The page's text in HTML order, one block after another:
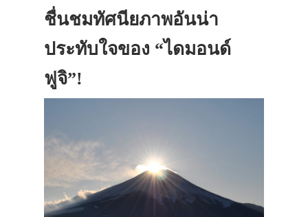
ชื่นชมทัศนียภาพอันน่า
ประทับใจของ “ไดมอนด์
ฟูจิ”!